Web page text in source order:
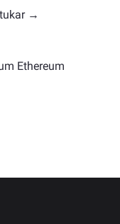
tukar →
Ethereum